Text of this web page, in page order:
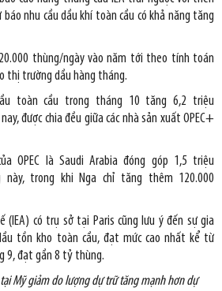
nhu cầu dầu khí toàn cầu có khả năng tăng
thùng/ngày vào năm tới theo tính toán
thị trường dầu hàng tháng.
toàn cầu trong tháng 10 tăng 6,2 triệu
được chia đều giữa các nhà sản xuất OPEC+
OPEC là Saudi Arabia đóng góp 1,5 triệu
này, trong khi Nga chỉ tăng thêm 120.000
(IEA) có trụ sở tại Paris cũng lưu ý đến sự gia
tồn kho toàn cầu, đạt mức cao nhất kể từ
9, đạt gần 8 tỷ thùng.
Mỹ giảm do lượng dự trữ tăng mạnh hơn dự